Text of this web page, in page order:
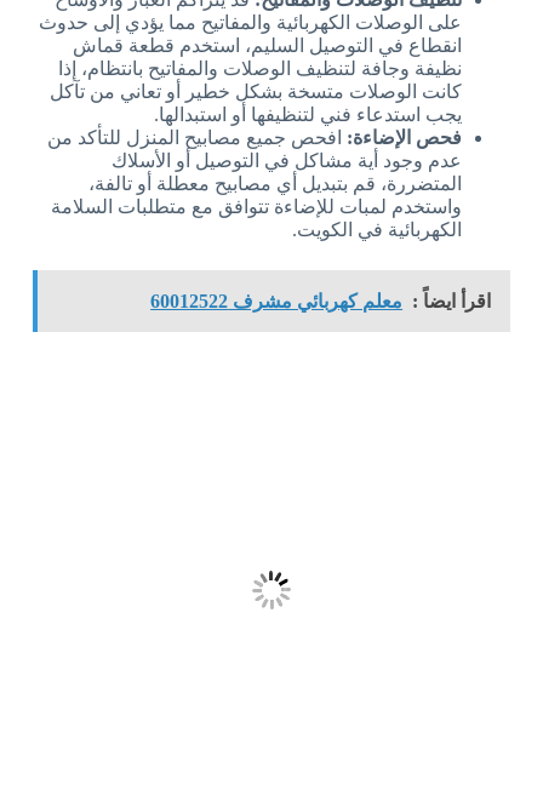
على الوصلات الكهربائية والمفاتيح مما يؤدي إلى حدوث
انقطاع في التوصيل السليم، استخدم قطعة قماش
نظيفة وجافة لتنظيف الوصلات والمفاتيح بانتظام، إذا
كانت الوصلات متسخة بشكل خطير أو تعاني من تآكل
يجب استدعاء فني لتنظيفها أو استبدالها.
فحص الإضاءة: افحص جميع مصابيح المنزل للتأكد من
عدم وجود أية مشاكل في التوصيل أو الأسلاك
المتضررة، قم بتبديل أي مصابيح معطلة أو تالفة،
واستخدم لمبات للإضاءة تتوافق مع متطلبات السلامة
الكهربائية في الكويت.
اقرأ ايضاً : معلم كهربائي مشرف 60012522